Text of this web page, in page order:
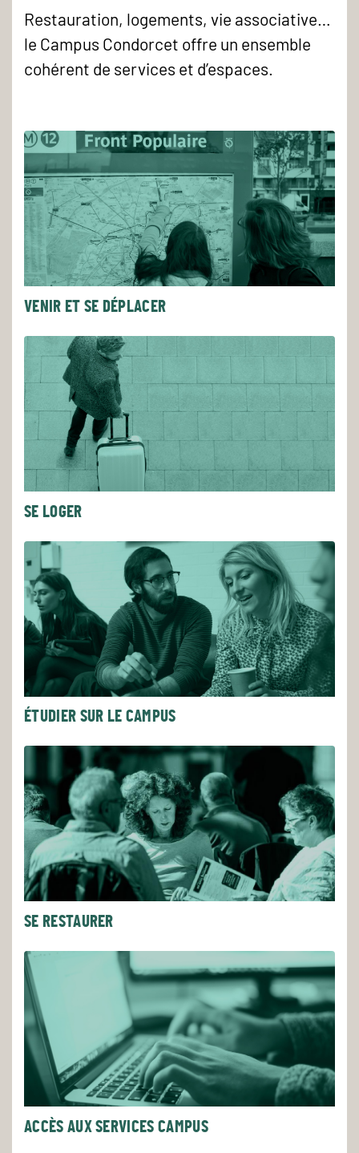
Restauration, logements, vie associative…
le Campus Condorcet offre un ensemble
cohérent de services et d’espaces.
VENIR ET SE DÉPLACER
SE LOGER
ÉTUDIER SUR LE CAMPUS
SE RESTAURER
ACCÈS AUX SERVICES CAMPUS